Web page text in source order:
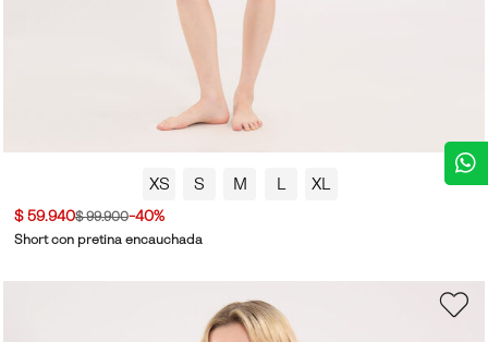
XS S M L XL
$ 59.940$ 99.900-40%
Short con pretina encauchada